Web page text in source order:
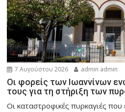
7 Αυγούστου 2026 admin admin
Οι φορείς των Ιωαννίνων
τους για τη στήριξη των
Οι καταστροφικές πυρκαγιές που